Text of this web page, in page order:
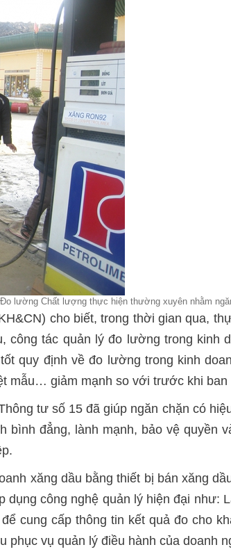
lường Chất lượng thực hiện thường xuyên nhằm
cho biết, trong thời gian qua,
tác quản lý đo lường trong kinh
quy định về đo lường trong kinh
mẫu… giảm mạnh so với trước khi ban
tư số 15 đã giúp ngăn chặn có
bình đẳng, lành mạnh, bảo vệ quyền
xăng dầu bằng thiết bị bán xăng
công nghệ quản lý hiện đại như:
cung cấp thông tin kết quả đo cho
phục vụ quản lý điều hành của doanh